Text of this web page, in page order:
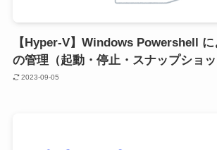
【Hyper-V】Windows Powershell
の管理（起動・停止・スナップショッ
2023-09-05